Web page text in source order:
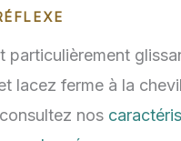
lacez ferme à la
nos